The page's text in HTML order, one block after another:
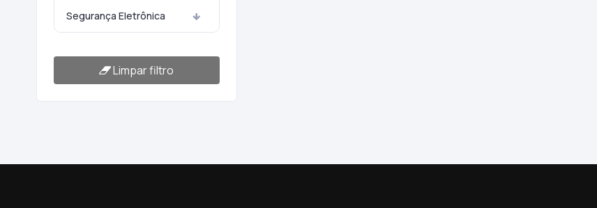
Segurança Eletrônica
Limpar filtro